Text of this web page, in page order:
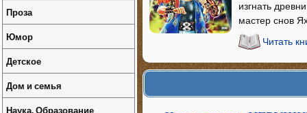
изгнать
мастер снов
Читать
Проза
Юмор
Детское
Дом и семья
Наука, Образование